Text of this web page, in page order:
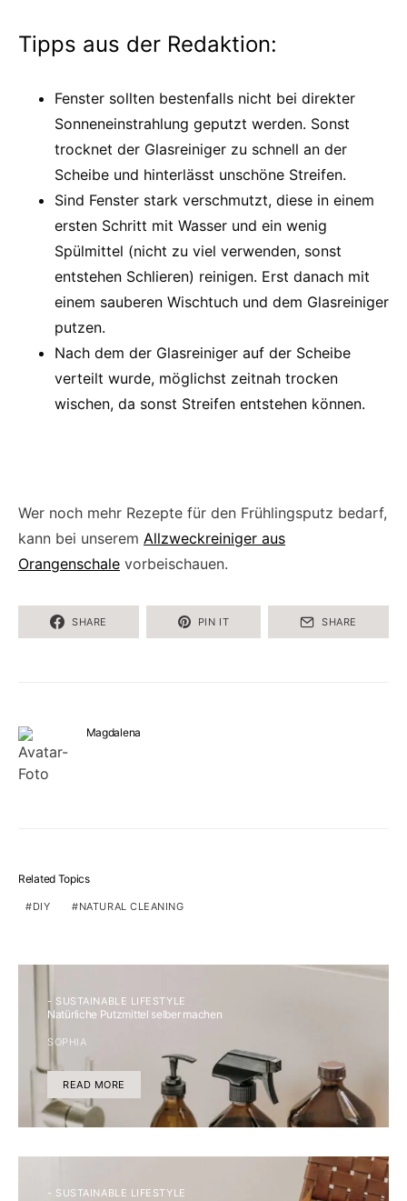
Tipps aus der Redaktion:
Fenster sollten bestenfalls nicht bei direkter
Sonneneinstrahlung geputzt werden. Sonst
trocknet der Glasreiniger zu schnell an der
Scheibe und hinterlässt unschöne Streifen.
Sind Fenster stark verschmutzt, diese in einem
ersten Schritt mit Wasser und ein wenig
Spülmittel (nicht zu viel verwenden, sonst
entstehen Schlieren) reinigen. Erst danach mit
einem sauberen Wischtuch und dem Glasreiniger
putzen.
Nach dem der Glasreiniger auf der Scheibe
verteilt wurde, möglichst zeitnah trocken
wischen, da sonst Streifen entstehen können.
Wer noch mehr Rezepte für den Frühlingsputz bedarf,
kann bei unserem Allzweckreiniger aus
Orangenschale vorbeischauen.
SHARE PIN IT SHARE
Magdalena
Related Topics
DIY NATURAL CLEANING
- SUSTAINABLE LIFESTYLE
Natürliche Putzmittel selber machen
SOPHIA
READ MORE
- SUSTAINABLE LIFESTYLE